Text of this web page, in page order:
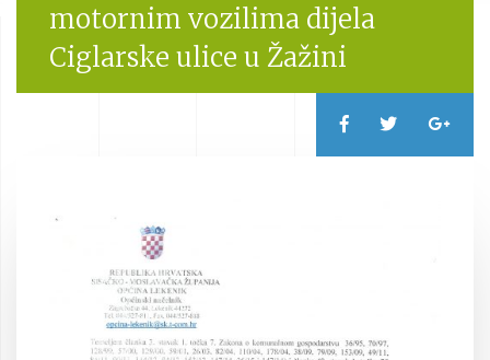
motornim vozilima dijela
Ciglarske ulice u Žažini